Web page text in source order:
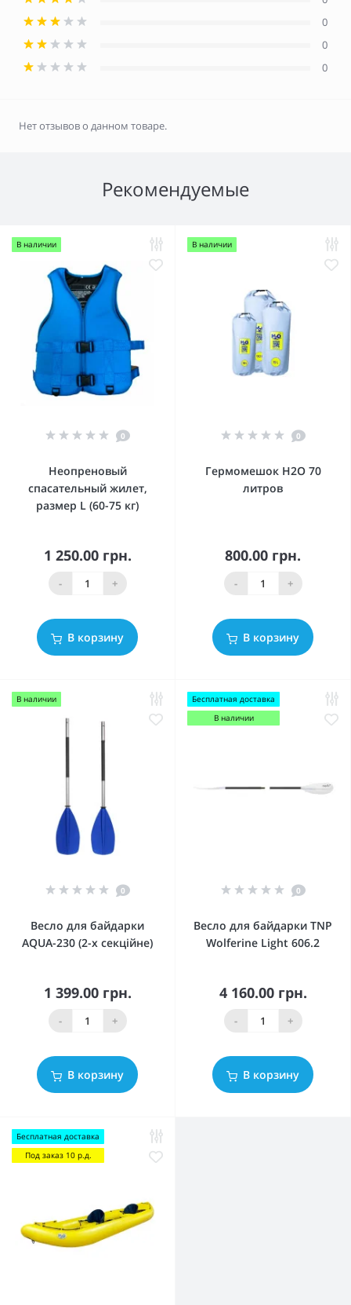
0
0
0
Нет отзывов о данном товаре.
Рекомендуемые
В наличии
0
Неопреновый
спасательный жилет,
размер L (60-75 кг)
1 250.00 грн.
- +
В корзину
В наличии
0
Гермомешок Н2О 70
литров
800.00 грн.
- +
В корзину
В наличии
0
Весло для байдарки
AQUA-230 (2-х секційне)
1 399.00 грн.
- +
В корзину
Бесплатная доставка
В наличии
0
Весло для байдарки TNP
Wolferine Light 606.2
4 160.00 грн.
- +
В корзину
Бесплатная доставка
Под заказ 10 р.д.